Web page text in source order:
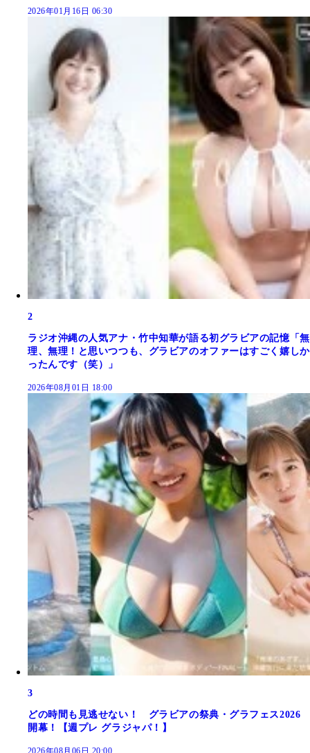
2026年01月16日 06:30
2
ラジオ沖縄の人気アナ・竹中知華が語る初グラビアの記憶「無
理、無理！と思いつつも、グラビアのオファーはすごく嬉しか
ったんです（笑）」
2026年08月01日 18:00
3
どの時間も見逃せない！ グラビアの祭典・グラフェス2026
開幕！【週プレ グラジャパ！】
2026年08月06日 20:00